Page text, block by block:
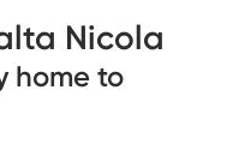
Nicola
home to